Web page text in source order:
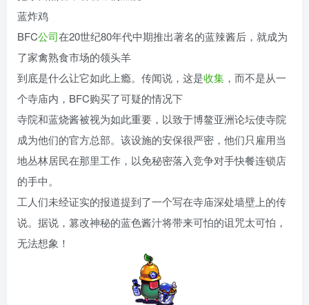
蓝炸鸡
BFC公司在20世纪80年代中期推出著名的蓝辣酱后，就成为
了家禽熟食市场的领头羊
到底是什么让它如此上瘾。传闻说，这是收集 ，而不是从一
个寺庙内，BFC购买了可疑的情况下
寺院和蓝烧酱被视为如此重要，以致于博鳌亚洲论坛使寺院
成为他们的官方总部。该设施的安保很严密，他们只雇用当
地丛林居民在那里工作，以免秘密落入竞争对手快餐连锁店
的手中。
工人们未经证实的报道提到了一个写在寺庙深处墙壁上的传
说。据说，篡改神秘的蓝色酱汁将带来可怕的诅咒太可怕，
无法想象！